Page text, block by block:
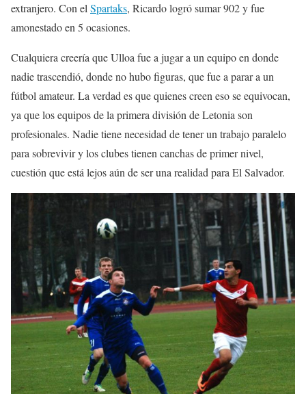
extranjero. Con el Spartaks, Ricardo logró sumar 902 y fue
amonestado en 5 ocasiones.
Cualquiera creería que Ulloa fue a jugar a un equipo en donde
nadie trascendió, donde no hubo figuras, que fue a parar a un
fútbol amateur. La verdad es que quienes creen eso se equivocan,
ya que los equipos de la primera división de Letonia son
profesionales. Nadie tiene necesidad de tener un trabajo paralelo
para sobrevivir y los clubes tienen canchas de primer nivel,
cuestión que está lejos aún de ser una realidad para El Salvador.